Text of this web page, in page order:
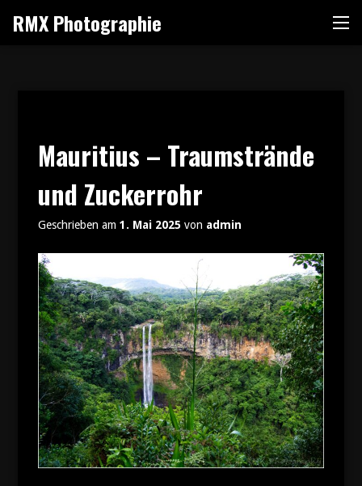
Inhalt
RMX Photographie
Mauritius – Traumstrände
und Zuckerrohr
Geschrieben am 1. Mai 2025 von admin